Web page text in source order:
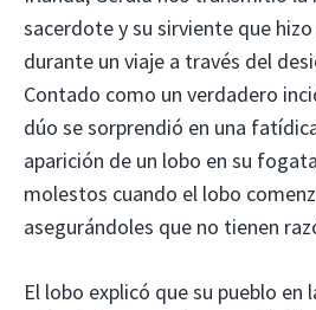
sacerdote y su sirviente que
durante un viaje a través del
Contado como un verdadero
dúo se sorprendió en una
aparición de un lobo en su
molestos cuando el lobo
asegurándoles que no tienen
El lobo explicó que su pueblo en